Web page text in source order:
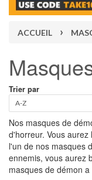
ACCUEIL ›
Trier par
Nos masques de
d'horreur. Vous
l'un de nos masques
ennemis, vous aurez
masques de démon a